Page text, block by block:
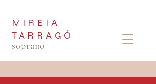
MIREIA
TARRAGÓ
soprano